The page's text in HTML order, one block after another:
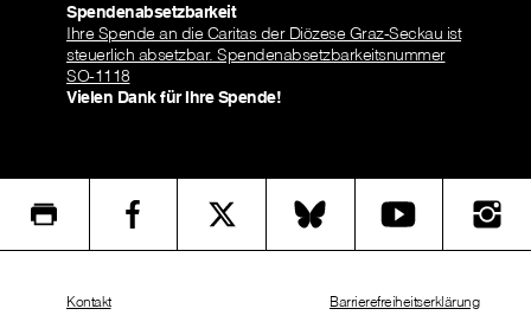
Spendenabsetzbarkeit
Ihre Spende an die Caritas der Diözese Graz-Seckau ist
steuerlich absetzbar. Spendenabsetzbarkeitsnummer
SO-1118
Vielen Dank für Ihre Spende!
Kontakt Barrierefreiheitserklärung